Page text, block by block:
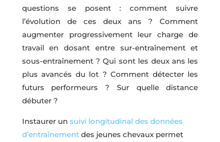
questions se posent : comment suivre
l’évolution de ces deux ans ? Comment
augmenter progressivement leur charge de
travail en dosant entre sur-entraînement et
sous-entraînement ? Qui sont les deux ans les
plus avancés du lot ? Comment détecter les
futurs performeurs ? Sur quelle distance
débuter ?
Instaurer un suivi longitudinal des données
d’entraînementdes jeunes chevaux permet